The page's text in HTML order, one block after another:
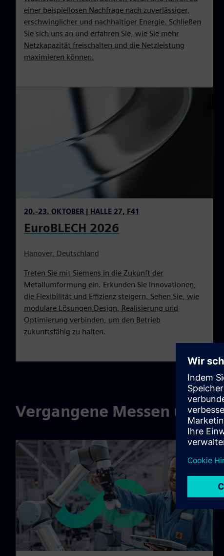
einer beispiellosen Nachfrage nach zuverlässiger,
erschwinglicher und nachhaltiger Energie. Schließen
Sie sich uns an und erfahren Sie, wie Sie mehr
Netzkapazität freischalten und die Netzleistung
maximieren können.
20.-23. OKTOBER | HALLE 27, F41
EuroBLECH 2026
Hanover, Deutschland
Treten Sie mit Siemens in die Zukunft der
Metallumformung ein. Erkunden Sie Innovationen,
die Flexibilität und Effizienz steigern. Sehen Sie, wie
modulare Lösungen Design, Realisierung und
Optimierung verbinden, um den Betrieb
zukunftsfähig zu halten.
Vergangene Messen und